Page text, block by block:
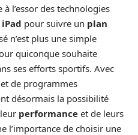
l’essor des technologies
iPad pour suivre un plan
n’est plus une simple
quiconque souhaite
ses efforts sportifs. Avec
de programmes
désormais la possibilité
performance et de leurs
l’importance de choisir une